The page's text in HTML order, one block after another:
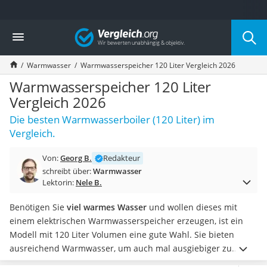
Die beliebtesten Vergleiche nach Kategorie
Baumarkt
Tresor feuerfest
Makita-Akku-Rasenmäher
Kappsäge
Smartes Türschloss
Akku-Rasentrimmer
Feuchtigkeitsmessgerät
Split-Klimaanlage 2 Innengeräte
Bohrmaschine
Tiefbrunnenpumpe
Hochdruckreiniger
Doppelschleifer
Überwachungskamera
Benzinrasenmäher mit Elektrostart
Akku-Laubsauger
Vergleich
Warmwasser Warmwasserspeicher 120 Liter Vergleich 2026
Warmwasserspeicher 120 Liter
Vergleich 2026
Die besten Warmwasserboiler (120 Liter) im
Vergleich.
Von:Georg B.
Redakteur
schreibt über:Warmwasser
Lektorin: Nele B.
Benötigen Sie viel warmes Wasser und wollen dieses mit
einem elektrischen Warmwasserspeicher erzeugen, ist ein
Modell mit 120 Liter Volumen eine gute Wahl. Sie bieten
ausreichend Warmwasser, um auch mal ausgiebiger zu
duschen oder ein Bad zu nehmen. Ein wichtiges Merkmal bei